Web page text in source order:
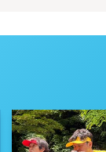
第52